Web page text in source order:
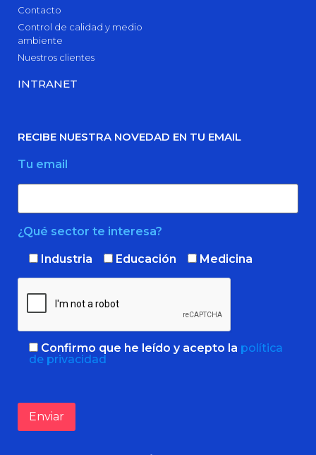
Contacto
Control de calidad y medio
ambiente
Nuestros clientes
INTRANET
RECIBE NUESTRA NOVEDAD EN TU EMAIL
Tu email
¿Qué sector te interesa?
Industria Educación Medicina
Confirmo que he leído y acepto la política
de privacidad